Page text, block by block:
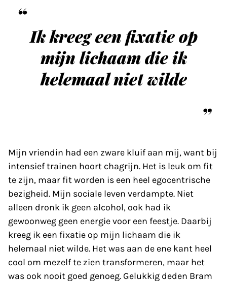
Ik kreeg een fixatie op
mijn lichaam die ik
helemaal niet wilde
Mijn vriendin had een zware kluif aan mij, want bij
intensief trainen hoort chagrijn. Het is leuk om fit
te zijn, maar fit worden is een heel egocentrische
bezigheid. Mijn sociale leven verdampte. Niet
alleen dronk ik geen alcohol, ook had ik
gewoonweg geen energie voor een feestje. Daarbij
kreeg ik een fixatie op mijn lichaam die ik
helemaal niet wilde. Het was aan de ene kant heel
cool om mezelf te zien transformeren, maar het
was ook nooit goed genoeg. Gelukkig deden Bram